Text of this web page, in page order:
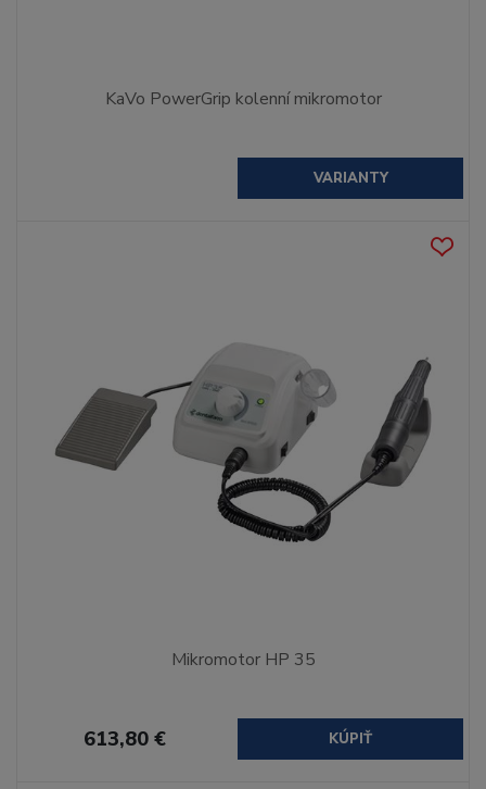
KaVo PowerGrip kolenní mikromotor
VARIANTY
Mikromotor HP 35
613,80 € KÚPIŤ